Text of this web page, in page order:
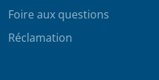
Foire aux questions
Réclamation